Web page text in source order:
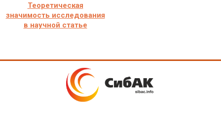
Теоретическая
значимость исследования
в научной статье